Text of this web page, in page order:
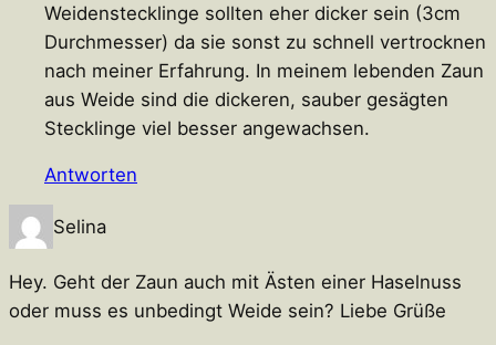
Weidenstecklinge sollten eher dicker sein (3cm
Durchmesser) da sie sonst zu schnell vertrocknen
nach meiner Erfahrung. In meinem lebenden Zaun
aus Weide sind die dickeren, sauber gesägten
Stecklinge viel besser angewachsen.
Antworten
Selina
Hey. Geht der Zaun auch mit Ästen einer Haselnuss
oder muss es unbedingt Weide sein? Liebe Grüße